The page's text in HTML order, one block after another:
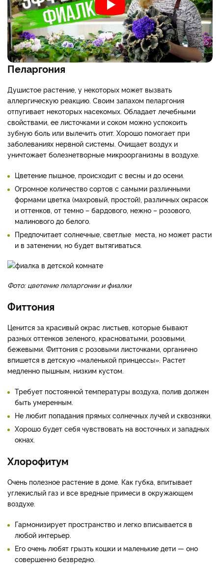
Пеларгония
Душистое растение, у некоторых может вызвать
аллергическую реакцию. Своим запахом пеларгония
отпугивает некоторых насекомых. Обладает лечебными
свойствами, ее листочками и соком можно успокоить
зубную боль или вылечить отит. Хорошо помогает при
заболеваниях нервной системы. Очищает воздух и
уничтожает болезнетворные микроорганизмы в воздухе.
Цветение пышное, происходит с весны и до осени.
Огромное количество сортов с самыми различными
формами цветка (махровый, простой), различных окрасок
и оттенков, от темно – бардового, нежно – розового,
малинового до белого.
Предпочитает солнечные, светлые места, но может расти
и в затенении, но будет вытягиваться.
Фото: цветение пеларгонии и фиалки
Фиттония
Ценится за красивый окрас листьев, которые бывают
разных оттенков зеленого, красноватыми, розовыми,
бежевыми. Фиттония с розовыми листочками, органично
впишется в детскую «маленькой принцессы». Растет
медленно пышным, низким кустом.
Требует постоянной температуры воздуха, полив должен
быть умеренным.
Не любит попадания прямых солнечных лучей и сквозняки.
Хорошо будет себя чувствовать на восточных и западных
окнах.
Хлорофитум
Очень полезное растение в доме. Как губка, впитывает
углекислый газ и все вредные примеси в окружающем
воздухе.
Гармонизирует пространство и легко вписывается в
любой интерьер.
Его очень любят грызть кошки и маленькие дети — оно
совершенно безвредно.